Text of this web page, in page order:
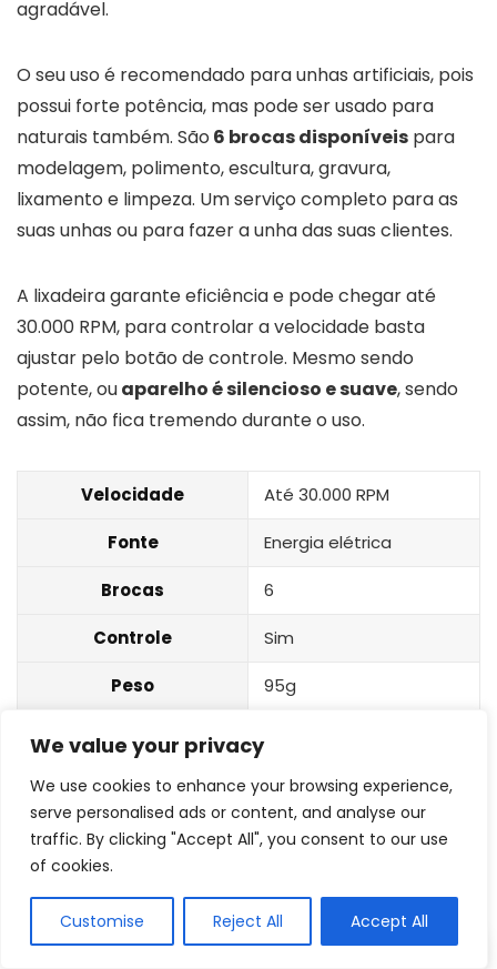
We value your privacy
We use cookies to enhance your browsing experience,
serve personalised ads or content, and analyse our
traffic. By clicking "Accept All", you consent to our use
of cookies.
Customise Reject All Accept All
agradável.
O seu uso é recomendado para unhas artificiais, pois
possui forte potência, mas pode ser usado para
naturais também. São 6 brocas disponíveis para
modelagem, polimento, escultura, gravura,
lixamento e limpeza. Um serviço completo para as
suas unhas ou para fazer a unha das suas clientes.
A lixadeira garante eficiência e pode chegar até
30.000 RPM, para controlar a velocidade basta
ajustar pelo botão de controle. Mesmo sendo
potente, ouaparelho é silencioso e suave, sendo
assim, não fica tremendo durante o uso.
Velocidade Até 30.000 RPM
Fonte Energia elétrica
Brocas 6
Controle Sim
Peso 95g
Adicionais
5
Lixadeira Elétrica Motor de Unha Pedal